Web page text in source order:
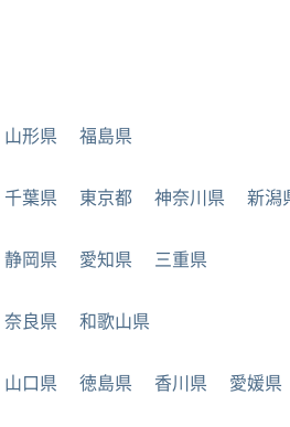
山形県 福島県
千葉県 東京都 神奈川県 新潟
静岡県 愛知県 三重県
奈良県 和歌山県
山口県 徳島県 香川県 愛媛県